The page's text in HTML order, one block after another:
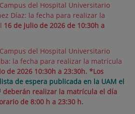
del Hospital Universitario
Díaz: la fecha para realizar la
16 de julio de 2026 de 10:30h a
del Hospital Universitario
la fecha para realizar la matrícula
de 2026 10:30h a 23:30h. *Los
lista de espera publicada en la UAM el
deberán realizar la matrícula el día
de 8:00 h a 23:30 h.